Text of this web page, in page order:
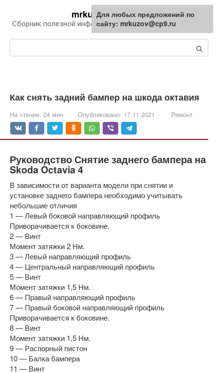
контенту
mrkuzov.ru
Сборник полезной информации про автомобили
Как снять задний бампер на шкода октавия
На чтение: 24 мин Опубликовано: 17.11.2021 Ремонт
Руководство Снятие заднего бампера на
Skoda Octavia 4
В зависимости от варианта модели при снятии и
установке заднего бампера необходимо учитывать
небольшие отличия
1 — Левый боковой направляющий профиль
Приворачивается к боковине.
2 — Винт
Момент затяжки 2 Нм.
3 — Левый направляющий профиль
4 — Центральный направляющий профиль
5 — Винт
Момент затяжки 1,5 Нм.
6 — Правый направляющий профиль
7 — Правый боковой направляющий профиль
Приворачивается к боковине.
8 — Винт
Момент затяжки 1,5 Нм.
9 — Распорный пистон
10 — Балка бампера
11 — Винт
Для любых предложений по
сайту: mrkuzov@cp9.ru
Для любых предложений по
сайту: mrkuzov@cp9.ru